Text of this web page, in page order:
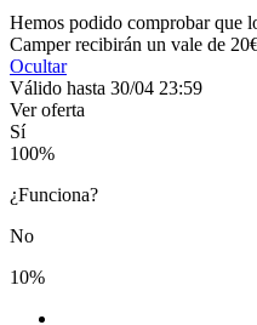
Hemos podido comprobar que
Camper recibirán un vale de
Ocultar
Válido hasta 30/04 23:59
Ver oferta
Sí
100%
¿Funciona?
No
10%